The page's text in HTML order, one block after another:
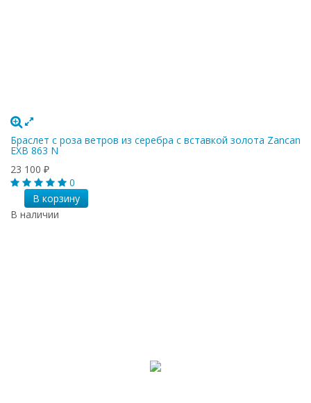
Браслет с роза ветров из серебра с вставкой золота Zancan
EXB 863 N
23 100 ₽
0
В корзину
В наличии